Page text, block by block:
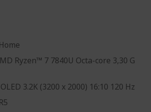
Ryzen™ 7 7840U Octa-core 3,30 G
3.2K (3200 x 2000) 16:10 120 Hz